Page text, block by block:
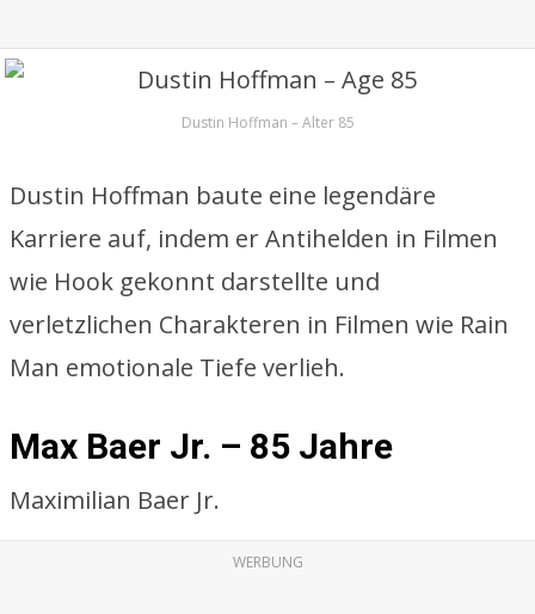
Dustin Hoffman – Alter 85
Dustin Hoffman baute eine legendäre
Karriere auf, indem er Antihelden in Filmen
wie Hook gekonnt darstellte und
verletzlichen Charakteren in Filmen wie Rain
Man emotionale Tiefe verlieh.
Max Baer Jr. – 85 Jahre
Maximilian Baer Jr.
WERBUNG